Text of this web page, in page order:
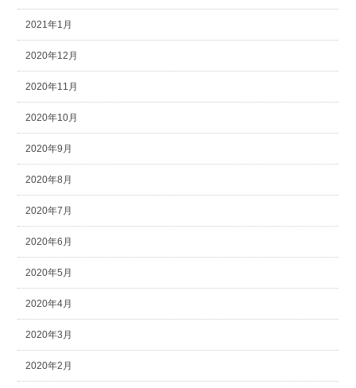
2021年1月
2020年12月
2020年11月
2020年10月
2020年9月
2020年8月
2020年7月
2020年6月
2020年5月
2020年4月
2020年3月
2020年2月